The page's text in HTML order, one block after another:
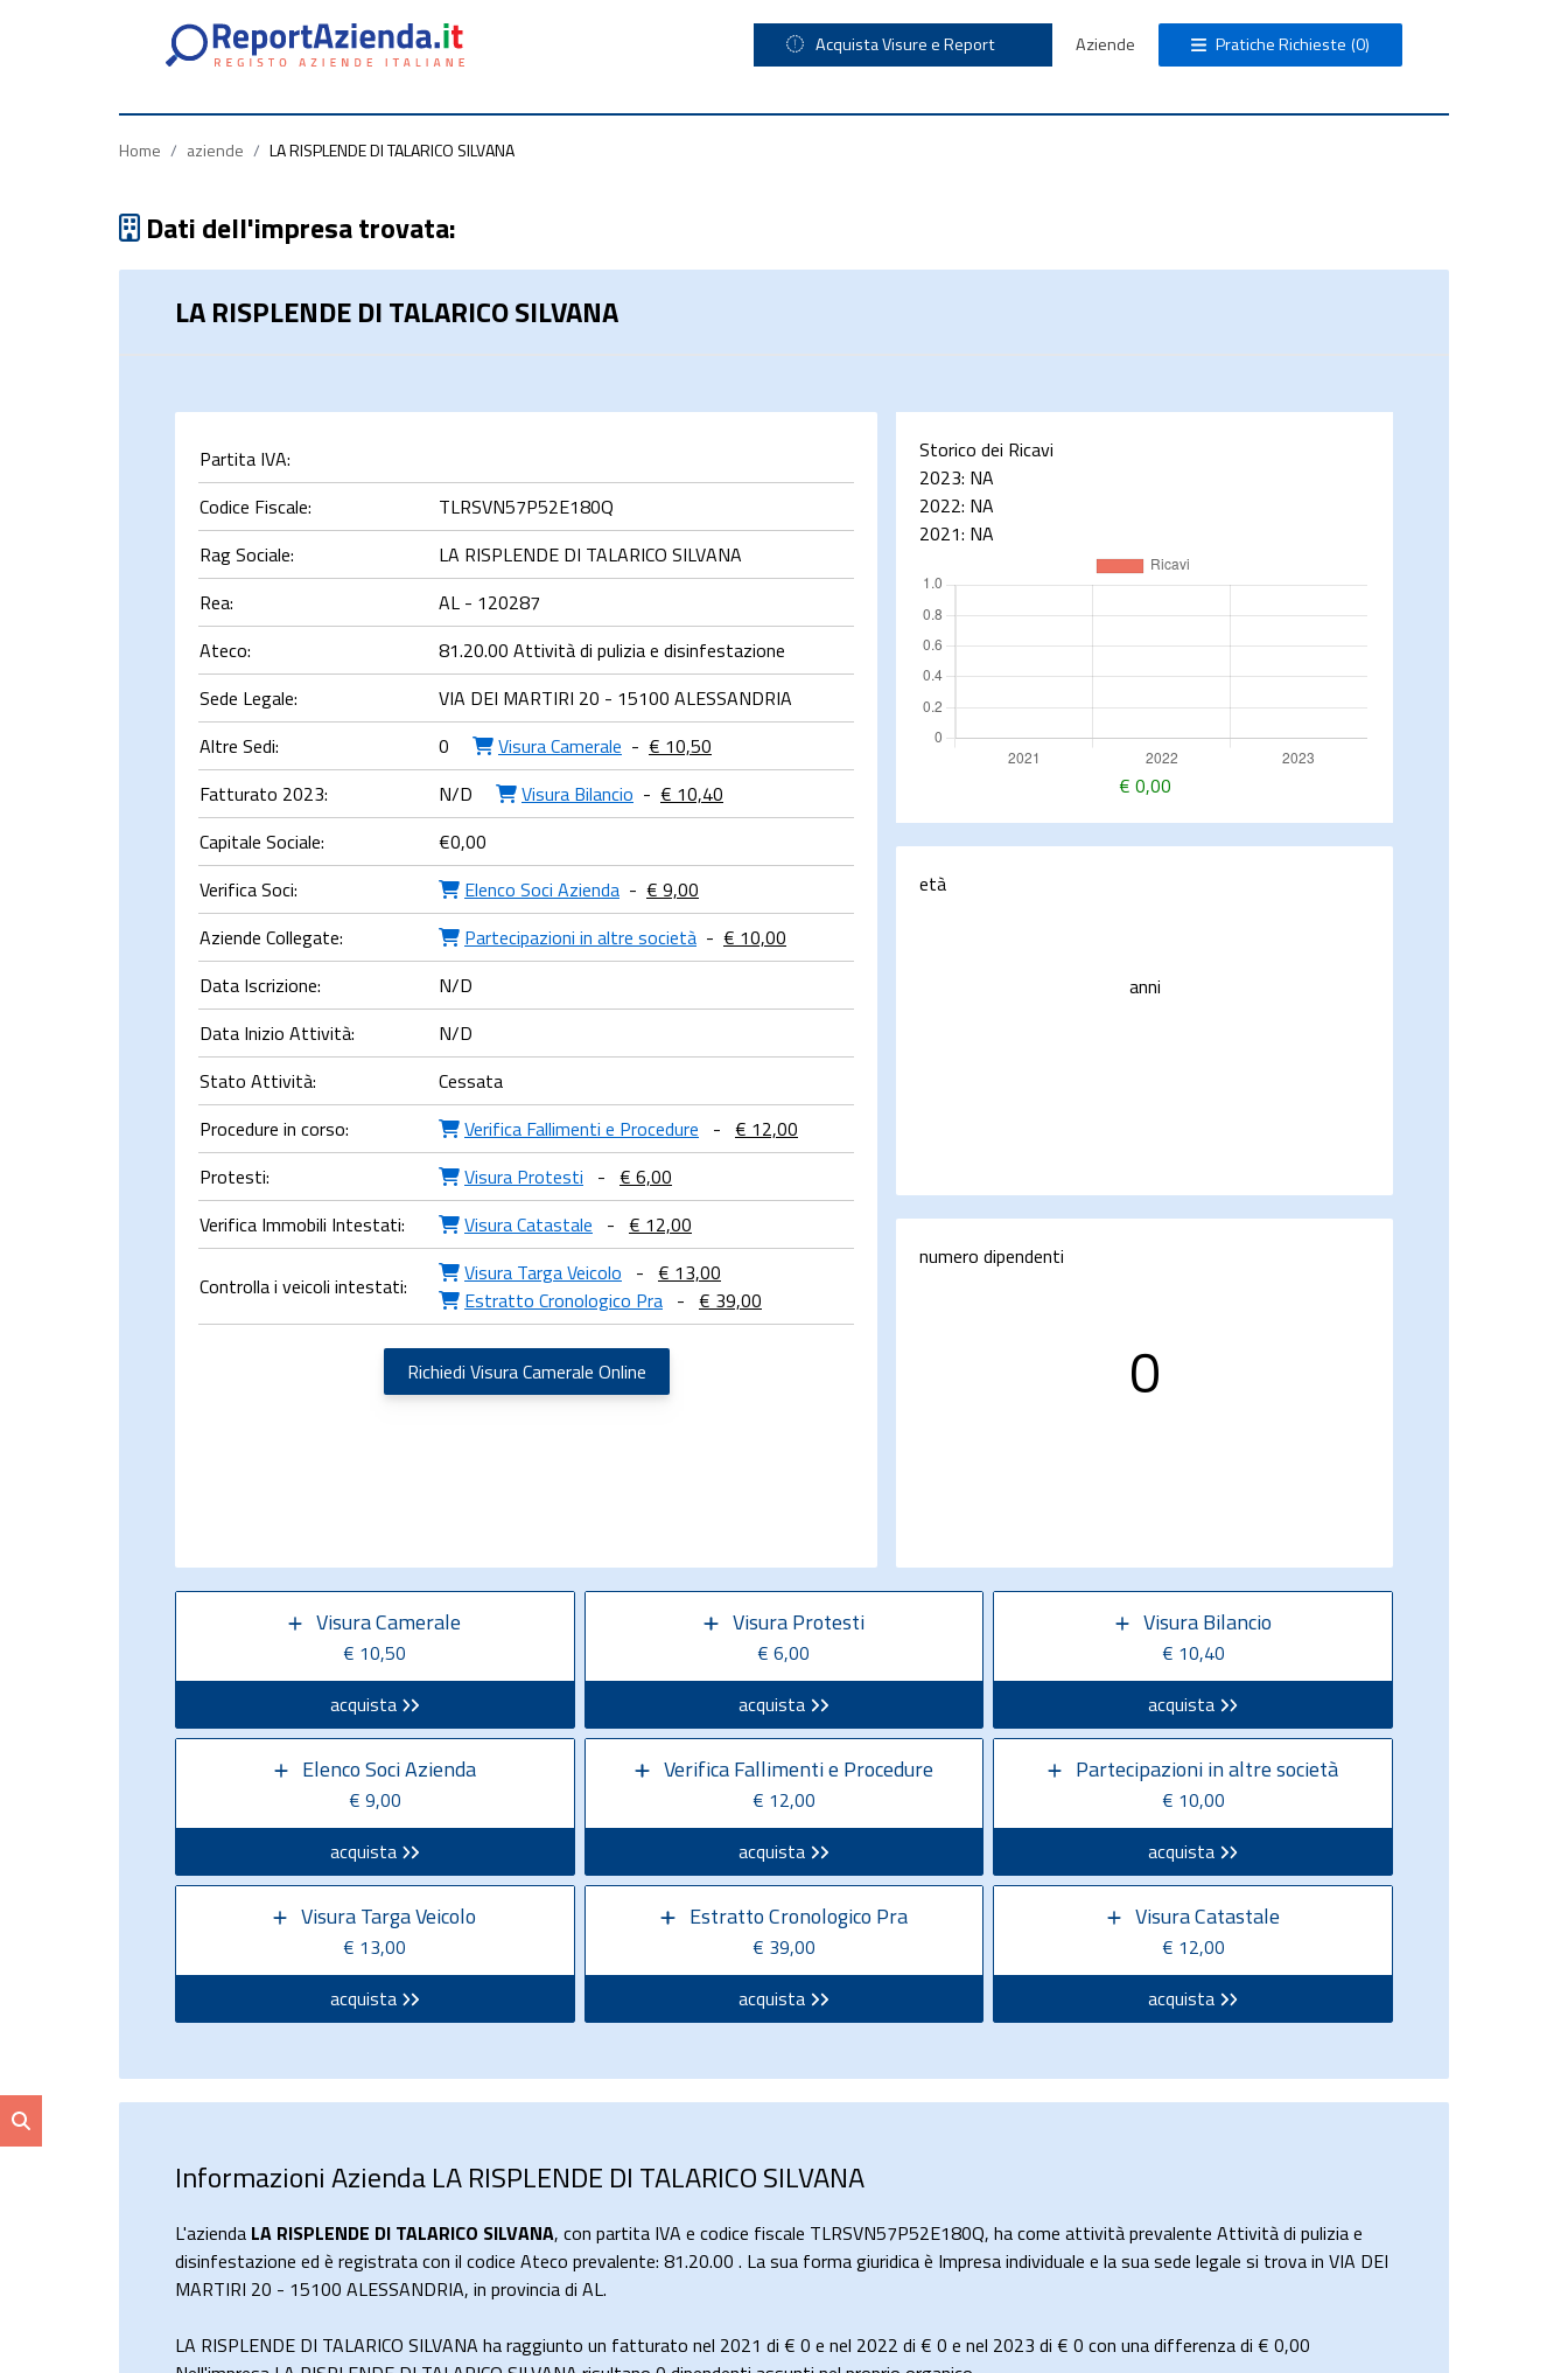
Acquista Visure e Report Aziende Pratiche Richieste (0)
Home / aziende / LA RISPLENDE DI TALARICO SILVANA
Dati dell'impresa trovata:
LA RISPLENDE DI TALARICO SILVANA
Partita IVA:
Codice Fiscale:
TLRSVN57P52E180Q
Rag Sociale:
LA RISPLENDE DI TALARICO SILVANA
Rea:
AL - 120287
Ateco:
81.20.00 Attività di pulizia e disinfestazione
Sede Legale:
VIA DEI MARTIRI 20 - 15100 ALESSANDRIA
Altre Sedi:
0 Visura Camerale - € 10,50
Fatturato 2023:
N/D Visura Bilancio - € 10,40
Capitale Sociale:
€0,00
Verifica Soci:
Elenco Soci Azienda - € 9,00
Aziende Collegate:
Partecipazioni in altre società - € 10,00
Data Iscrizione:
N/D
Data Inizio Attività:
N/D
Stato Attività:
Cessata
Procedure in corso:
Verifica Fallimenti e Procedure - € 12,00
Protesti:
Visura Protesti - € 6,00
Verifica Immobili Intestati:
Visura Catastale - € 12,00
Controlla i veicoli intestati: Visura Targa Veicolo - € 13,00
Estratto Cronologico Pra - € 39,00
Richiedi Visura Camerale Online
Storico dei Ricavi
2023: NA
2022: NA
2021: NA
€ 0,00
età
anni
numero dipendenti
0
Visura Camerale
€ 10,50
acquista
Visura Protesti
€ 6,00
acquista
Visura Bilancio
€ 10,40
acquista
Elenco Soci Azienda
€ 9,00
acquista
Verifica Fallimenti e Procedure
€ 12,00
acquista
Partecipazioni in altre società
€ 10,00
acquista
Visura Targa Veicolo
€ 13,00
acquista
Estratto Cronologico Pra
€ 39,00
acquista
Visura Catastale
€ 12,00
acquista
Informazioni Azienda LA RISPLENDE DI TALARICO SILVANA
L'azienda LA RISPLENDE DI TALARICO SILVANA, con partita IVA e codice fiscale TLRSVN57P52E180Q, ha come attività prevalente Attività di pulizia e
disinfestazione ed è registrata con il codice Ateco prevalente: 81.20.00 . La sua forma giuridica è Impresa individuale e la sua sede legale si trova in VIA DEI
MARTIRI 20 - 15100 ALESSANDRIA, in provincia di AL.
LA RISPLENDE DI TALARICO SILVANA ha raggiunto un fatturato nel 2021 di € 0 e nel 2022 di € 0 e nel 2023 di € 0 con una differenza di € 0,00